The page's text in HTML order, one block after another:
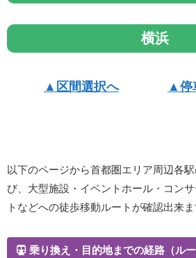
横浜
▲区間選択へ ▲停
以下のページから首都圏エリア周辺各
び、大型施設・イベントホール・コン
トなどへの徒歩移動ルートが確認出来ま
乗り換え・目的地までの経路（ル